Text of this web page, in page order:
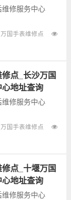
修服务中心
理的包头万国
表保养等业
的...
万国手表维修点
点_长沙万国
地址查询
修服务中心
国全型号手表
表保养等业
...
万国手表维修点
点_十堰万国
地址查询
修服务中心